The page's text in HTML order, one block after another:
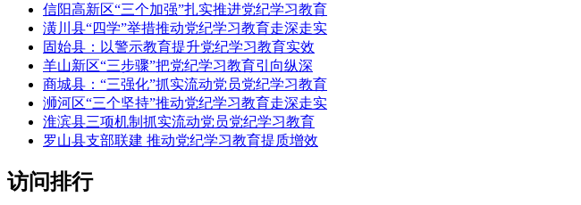
信阳高新区“三个加强”扎实推进党纪学习教育
潢川县“四学”举措推动党纪学习教育走深走实
固始县：以警示教育提升党纪学习教育实效
羊山新区“三步骤”把党纪学习教育引向纵深
商城县：“三强化”抓实流动党员党纪学习教育
浉河区“三个坚持”推动党纪学习教育走深走实
淮滨县三项机制抓实流动党员党纪学习教育
罗山县支部联建 推动党纪学习教育提质增效
访问排行